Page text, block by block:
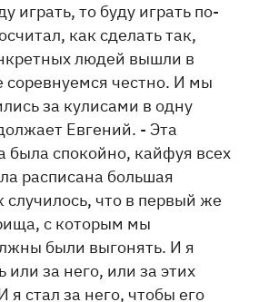
играть, то буду играть по-
как сделать так,
людей вышли в
честно. И мы
за кулисами в одну
Евгений. - Эта
была спокойно, кайфуя всех
расписана большая
случилось, что в первый же
с которым мы
были выгонять. И я
или за него, или за этих
стал за него, чтобы его